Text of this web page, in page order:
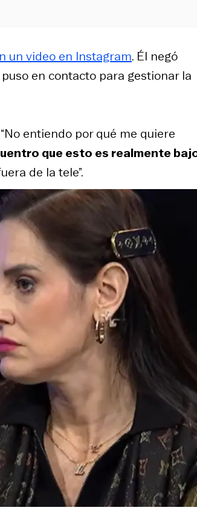
un video en Instagram. Él negó
en contacto para gestionar la
entiendo por qué me quiere
que esto es realmente
de la tele”.